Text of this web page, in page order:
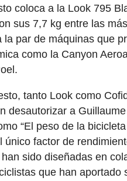
coloca a la Look 795
sus 7,7 kg entre las
la par de máquinas que
como la Canyon
tanto Look como
desautorizar a
“El peso de la
único factor de
sido diseñadas en
que han aportado